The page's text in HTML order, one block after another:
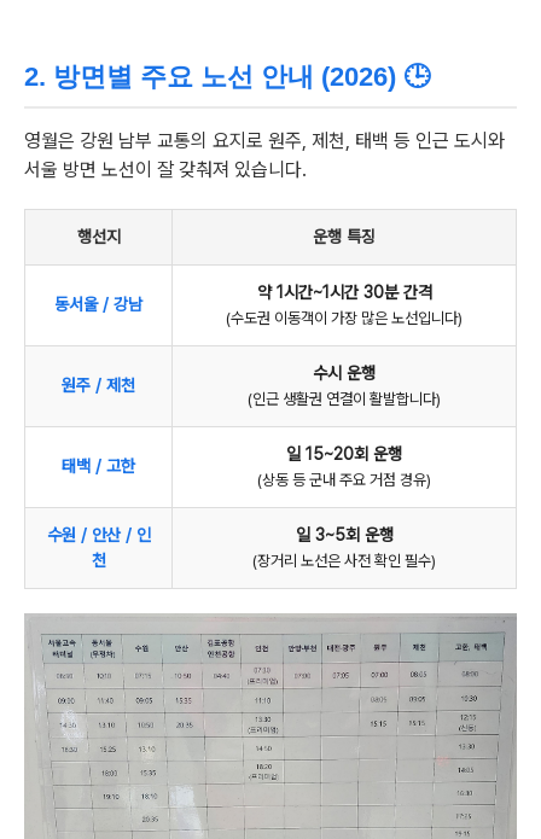
2. 방면별 주요 노선 안내 (2026) 🕒
영월은 강원 남부 교통의 요지로 원주, 제천, 태백 등 인근 도시와
서울 방면 노선이 잘 갖춰져 있습니다.
행선지 운행 특징
동서울 / 강남
약 1시간~1시간 30분 간격
(수도권 이동객이 가장 많은 노선입니다)
원주 / 제천
수시 운행
(인근 생활권 연결이 활발합니다)
태백 / 고한
일 15~20회 운행
(상동 등 군내 주요 거점 경유)
수원 / 안산 / 인
천
일 3~5회 운행
(장거리 노선은 사전 확인 필수)